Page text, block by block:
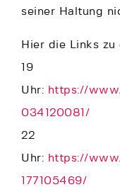
seiner Haltung
Hier die Links zu
19
Uhr: https://
034120081/
22
Uhr: https://
177105469/